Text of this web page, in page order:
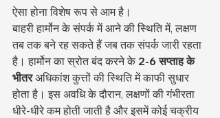
ऐसा होना विशेष रूप से आम है।
बाहरी हार्मोन के संपर्क में आने की स्थिति में, लक्षण
तब तक बने रह सकते हैं जब तक संपर्क जारी रहता
है। हार्मोन का स्रोत बंद करने के 2-6 सप्ताह के
भीतर अधिकांश कुत्तों की स्थिति में काफी सुधार
होता है। इस अवधि के दौरान, लक्षणों की गंभीरता
धीरे-धीरे कम होती जाती है और इसमें कोई चक्रीय